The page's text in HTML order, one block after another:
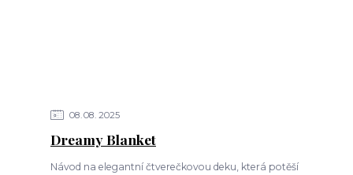
08 08 2025
Dreamy Blanket
Návod na elegantní čtverečkovou deku, která potěší